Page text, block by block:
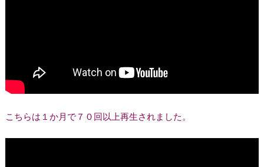
こちらは１か月で７０回以上再生されました。